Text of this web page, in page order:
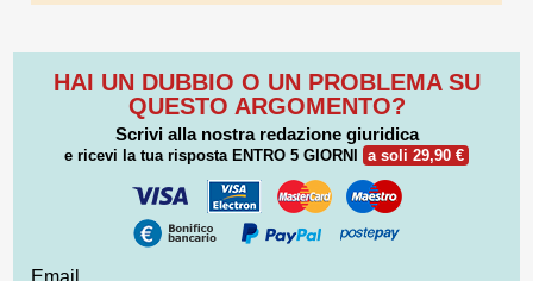
HAI UN DUBBIO O UN PROBLEMA SU
QUESTO ARGOMENTO?
Scrivi alla nostra redazione giuridica
e ricevi la tua risposta ENTRO 5 GIORNI a soli 29,90 €
Email